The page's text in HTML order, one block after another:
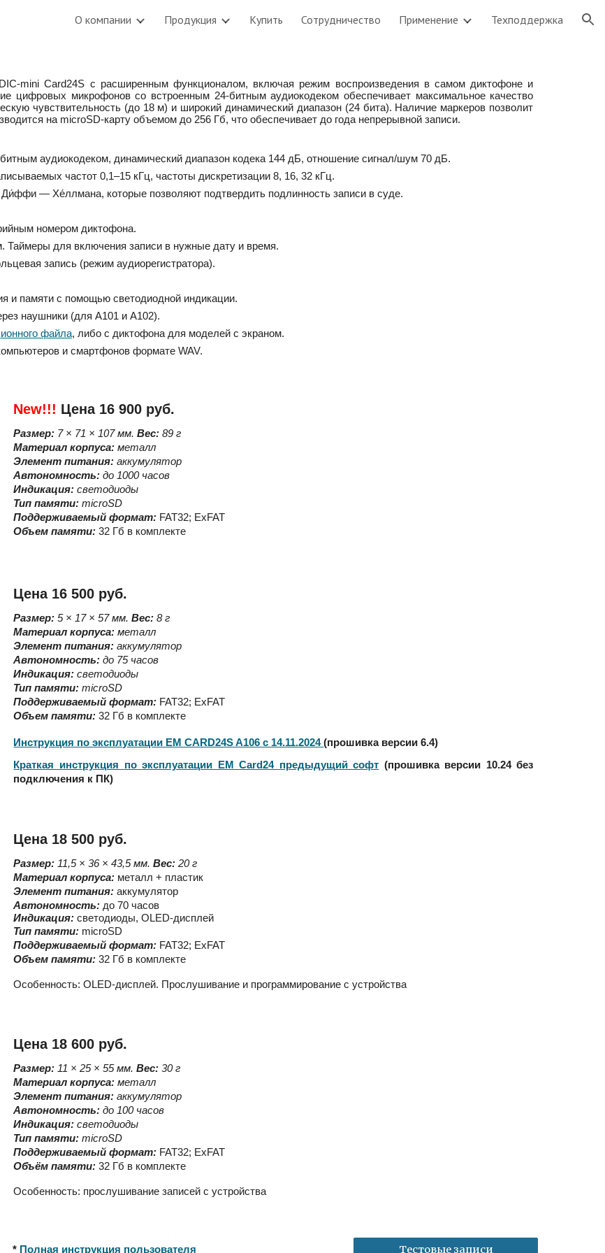
Skip to navigation
О компании Продукция Купить Сотрудничество Применение Техподдержка
mini Card24S c расширенным функционалом, включая режим воспроизведения в самом диктофоне и
цифровых микрофонов со встроенным 24-битным аудиокодеком обеспечивает максимальное качество
чувствительность (до 18 м) и широкий динамический диапазон (24 бита). Наличие маркеров позволит
на microSD-карту объемом до 256 Гб, что обеспечивает до года непрерывной записи.
аудиокодеком, динамический диапазон кодека 144 дБ, отношение сигнал/шум 70 дБ.
частот 0,1‒15 кГц, частоты дискретизации 8, 16, 32 кГц.
Ди́ффи— Хе́ллмана, которые позволяют подтвердить подлинность записи в суде.
номером диктофона.
Таймеры для включения записи в нужные дату и время.
запись (режим аудиорегистратора).
и памяти с помощью светодиодной индикации.
наушники (для А101 и А102).
файла, либо с диктофона для моделей с экраном.
и смартфонов формате WAV.
New!!! Цена 16 900 руб.
Размер: 7× 71 ×107 мм. Вес:89 г
Материал корпуса:металл
Элемент питания: аккумулятор
Автономность: до1000часов
Индикация: светодиоды
Тип памяти:microSD
Поддерживаемый формат: FAT32; ExFAT
Объем памяти: 32 Гб в комплекте
Цена 16 500 руб.
Размер:5 × 17 × 57 мм. Вес:8 г
Материал корпуса:металл
Элемент питания: аккумулятор
Автономность: до 75 часов
Индикация: светодиоды
Тип памяти:microSD
Поддерживаемый формат: FAT32; ExFAT
Объем памяти: 32 Гб в комплекте
Инструкция по эксплуатации EM CARD24S A106 с 14.11.2024(прошивка версии 6.4)
Краткая инструкция по эксплуатации EM Card24 предыдущий софт (прошивка версии 10.24 без
подключения к ПК)
Цена 18 500 руб.
Размер:11,5 × 36 × 43,5мм. Вес:20г
Материал корпуса: металл + пластик
Элемент питания: аккумулятор
Автономность: до70 часов
Индикация: светодиоды, OLED-дисплей
Тип памяти: microSD
Поддерживаемый формат: FAT32; ExFAT
Объем памяти: 32 Гб в комплекте
Особенность:OLED-дисплей. Прослушивание и программирование с устройства
Цена 18 600 руб.
Размер:11 × 25 × 55 мм. Вес:30 г
Материал корпуса:металл
Элемент питания: аккумулятор
Автономность: до 100 часов
Индикация: светодиоды
Тип памяти:microSD
Поддерживаемый формат: FAT32; ExFAT
Объём памяти: 32 Гб в комплекте
Особенность: прослушивание записей с устройства
Полная инструкция пользователя Тестовые записи